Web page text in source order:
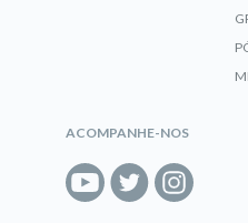
ACOMPANHE-NOS